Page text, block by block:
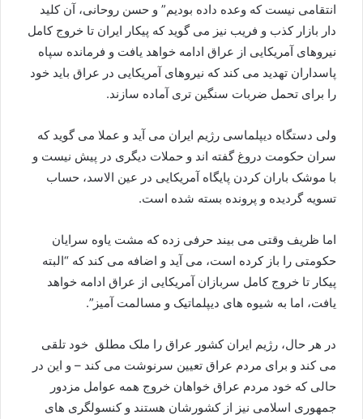
انتقامی نیست که وعده داده بودیم” و حسن روحانی، آن کلید
دار بازار کذب و فریب نیز می گوید که پیکار ایران تا خروج کامل
نیروهای آمریکایی از عراق ادامه خواهد یافت و فرمانده سپاه
پاسداران تهدید می کند که نیروهای آمریکایی در عراق باید خود
را برای تحمل ضربات سنگین تری آماده سازند.
ولی دستگاه دیپلماسی رژیم ایران می آید و عملا می گوید که
سران حکومت دروغ گفته اند و حملات دیگری در پیش نیست و
با موشک باران کردن پایگاه آمریکایی در عین الاسد، حساب
تسویه گردیده و پرونده بسته شده است.
اما ظریف وقتی می بیند حرفی زده که مشت یاوه سرایان
حکومتی را باز کرده است، می آید و اضافه می کند که “البته
پیکار تا خروج کامل سربازان آمریکایی از عراق ادامه خواهد
یافت، اما به شیوه های دیپلماتیک و مسالمت آمیز”.
در هر حال، رژیم ایران کشور عراق را ملک مطلق خود تلقی
می کند و برای مردم عراق تعیین سرنوشت می کند – و این در
حالی که خود مردم عراق خواهان خروج همه عوامل مزدور
جمهوری اسلامی نیز از کشورشان هستند و کنسولگری های